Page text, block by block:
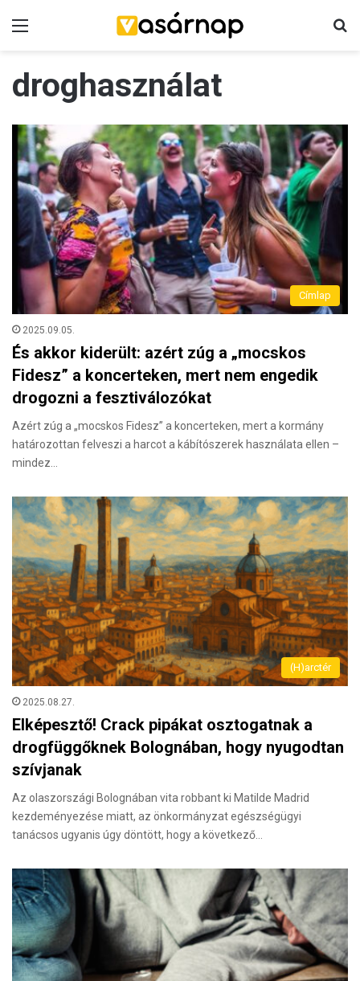
droghasználat
Címlap
2025.09.05.
És akkor kiderült: azért zúg a „mocskos
Fidesz” a koncerteken, mert nem engedik
drogozni a fesztiválozókat
Azért zúg a „mocskos Fidesz” a koncerteken, mert a kormány
határozottan felveszi a harcot a kábítószerek használata ellen –
mindez…
(H)arctér
2025.08.27.
Elképesztő! Crack pipákat osztogatnak a
drogfüggőknek Bolognában, hogy nyugodtan
szívjanak
Az olaszországi Bolognában vita robbant ki Matilde Madrid
kezdeményezése miatt, az önkormányzat egészségügyi
tanácsos ugyanis úgy döntött, hogy a következő…